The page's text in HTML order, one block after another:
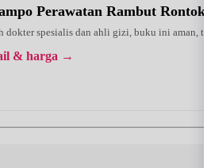
Perawatan Rambut Rontok
dokter spesialis dan ahli gizi, buku ini aman,
& harga →